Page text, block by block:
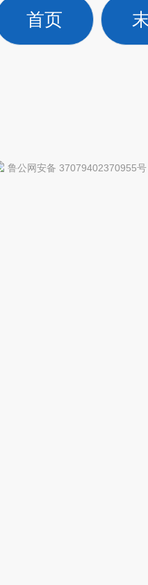
首页
鲁公网安备 37079402370955号